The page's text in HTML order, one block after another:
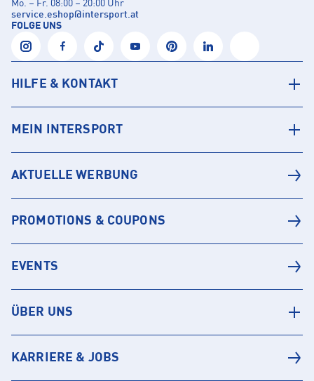
Mo. – Fr. 08:00 – 20:00 Uhr
service.eshop@intersport.at
FOLGE UNS
HILFE & KONTAKT
MEIN INTERSPORT
AKTUELLE WERBUNG
PROMOTIONS & COUPONS
EVENTS
ÜBER UNS
KARRIERE & JOBS